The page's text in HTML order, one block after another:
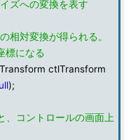
ズへの変換を表す
相対変換が得られる。
標になる
ctlTransform
);
、コントロールの画面上